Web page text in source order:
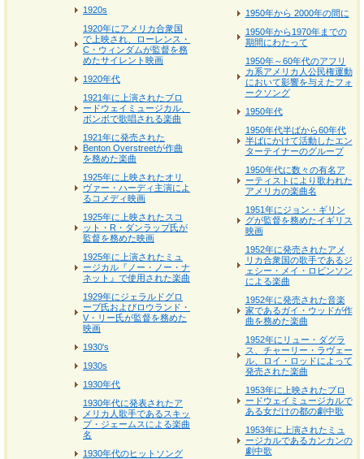
1920s
1920年にアメリカ合衆国
で上映され、ローレンス・
C・ウィンダムが監督を務
めたサイレント映画
1920年代
1921年に上演されたブロ
ードウェイミュージカル、
ボンボで歌唱される楽曲
1921年に発売された
Benton Overstreetが作曲
を務めた楽曲
1925年に上映されたオリ
ヴァー・ハーディ主演によ
るコメディ映画
1925年に上映されたスコ
ット・R・ダンラップ氏が
監督を務めた映画
1925年に上演されたミュ
ージカル『ノー・ノー・ナ
ネット』で使用された楽曲
1929年にジェラルドグロ
ーブ氏およびロウランド・
V・リー氏が監督を務めた
映画
1930's
1930s
1930年代
1930年代に発表されたア
メリカ人歌手であるスキッ
プ・ジェームスによる楽曲
名
1930年代のヒットソング
1950年から 2000年の間に
1950年から1970年までの
期間にわたって
1950年～60年代のアフリ
カ系アメリカ人公民権運動
において影響を与えたフォ
ークソング
1950年代
1950年代半ばから60年代
半ばにかけて活動したエン
ターテイナーのグループ
1950年代に数々の有名ア
ーティストにより歌われた
アメリカの楽曲名
1951年にジョン・ギリン
グが監督を務めたイギリス
映画
1952年に発売されたアメ
リカ合衆国の歌手であるジ
ェシー・メイ・ロビンソン
による楽曲
1952年に発売された音楽
家であるガイ・ウッドが作
曲を務めた楽曲
1952年にリュー・ダグラ
ス、チャーリー・ラヴェー
ル、ロイ・ロッドによって
発売された楽曲
1953年に上映されたブロ
ードウェイミュージカルで
ある女だけの都の劇中歌
1953年に上演されたミュ
ージカルであるカンカンの
劇中歌